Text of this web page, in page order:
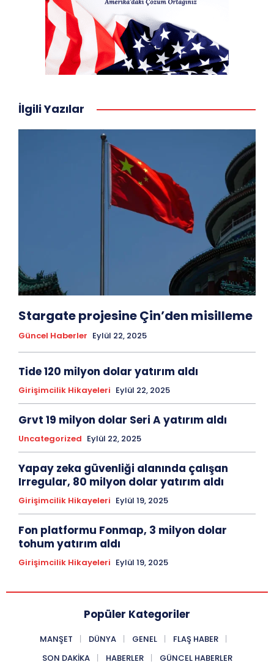
İlgili Yazılar
Stargate projesine Çin’den misilleme
Güncel Haberler Eylül 22, 2025
Tide 120 milyon dolar yatırım aldı
Girişimcilik Hikayeleri Eylül 22, 2025
Grvt 19 milyon dolar Seri A yatırım aldı
Uncategorized Eylül 22, 2025
Yapay zeka güvenliği alanında çalışan
Irregular, 80 milyon dolar yatırım aldı
Girişimcilik Hikayeleri Eylül 19, 2025
Fon platformu Fonmap, 3 milyon dolar
tohum yatırım aldı
Girişimcilik Hikayeleri Eylül 19, 2025
Popüler Kategoriler
MANŞET DÜNYA GENEL
FLAŞ HABER
SON DAKIKA
HABERLER GÜNCEL HABERLER